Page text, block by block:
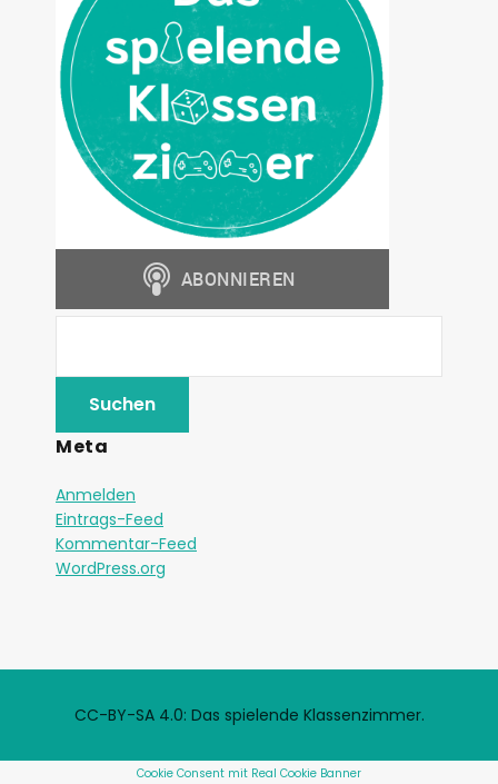
Meta
Anmelden
Eintrags-Feed
Kommentar-Feed
WordPress.org
CC-BY-SA 4.0: Das spielende Klassenzimmer.
Cookie Consent mit Real Cookie Banner